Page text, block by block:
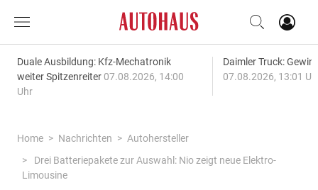
Duale Ausbildung: Kfz-Mechatronik
weiter Spitzenreiter 07.08.2026, 14:00
Uhr
Daimler Truck:
07.08.2026, 13:01
Home Nachrichten
Autohersteller
Drei Batteriepakete zur Auswahl: Nio zeigt neue Elektro-
Limousine